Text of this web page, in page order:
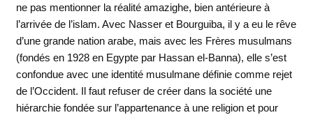
ne pas mentionner la réalité amazighe, bien antérieure à
l’arrivée de l’islam. Avec Nasser et Bourguiba, il y a eu le rêve
d’une grande nation arabe, mais avec les Frères musulmans
(fondés en 1928 en Egypte par Hassan el-Banna), elle s’est
confondue avec une identité musulmane définie comme rejet
de l’Occident. Il faut refuser de créer dans la société une
hiérarchie fondée sur l’appartenance à une religion et pour